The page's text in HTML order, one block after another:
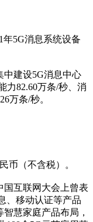
年5G消息系统设备
中建设5G消息中心
力82.60万条/秒、消
万条/秒。
币（不含税）。
国互联网大会上曾表
、移动认证等产品
慧家庭产品布局，